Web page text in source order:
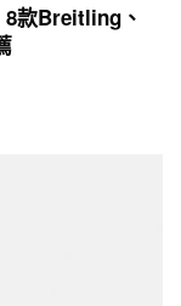
8款Breitling、